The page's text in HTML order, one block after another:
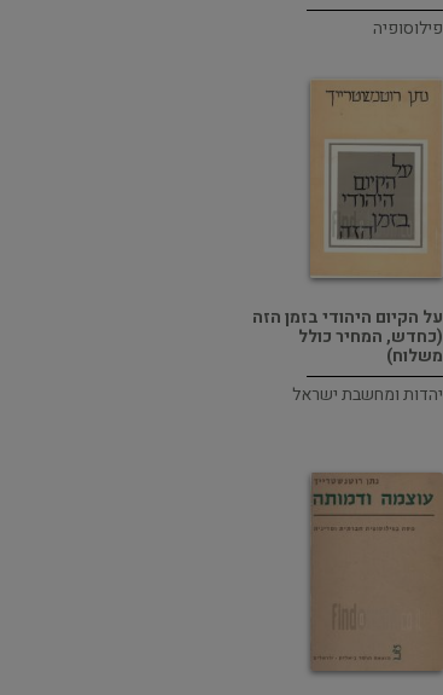
פילוסופיה
על הקיום היהודי בזמן הזה
(כחדש, המחיר כולל
משלוח)
יהדות ומחשבת ישראל